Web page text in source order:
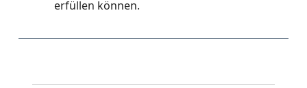
erfüllen können.